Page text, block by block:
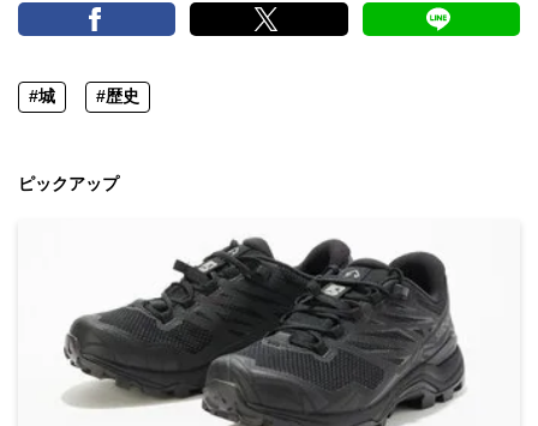
#城 #歴史
ピックアップ